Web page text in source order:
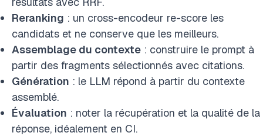
Reranking : un cross-encodeur re-score les
candidats et ne conserve que les meilleurs.
Assemblage du contexte : construire le prompt à
partir des fragments sélectionnés avec citations.
Génération : le LLM répond à partir du contexte
assemblé.
Évaluation : noter la récupération et la qualité de la
réponse, idéalement en CI.